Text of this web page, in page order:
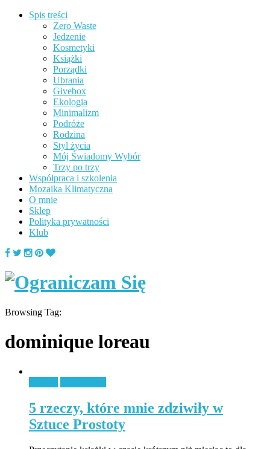
Spis treści
Zero Waste
Jedzenie
Kosmetyki
Książki
Porządki
Ubrania
Givebox
Ekologia
Minimalizm
Podróże
Rodzina
Styl życia
Mój Świadomy Wybór
Trzy po trzy
Współpraca i szkolenia
Mozaika Klimatyczna
O mnie
Sklep
Polityka prywatności
Klub
Browsing Tag:
dominique loreau
5 rzeczy, które mnie zdziwiły w
Sztuce Prostoty